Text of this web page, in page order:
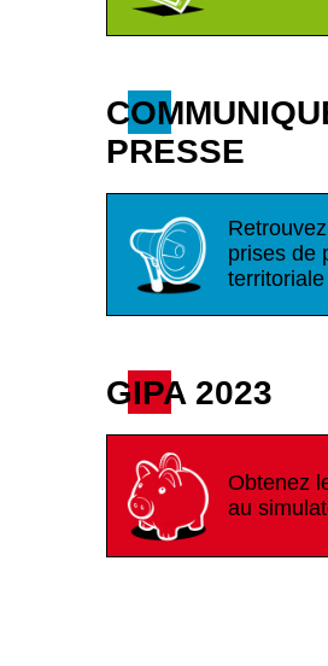
PRESSE
prises de
territoriale
GIPA 2023
Obtenez
au